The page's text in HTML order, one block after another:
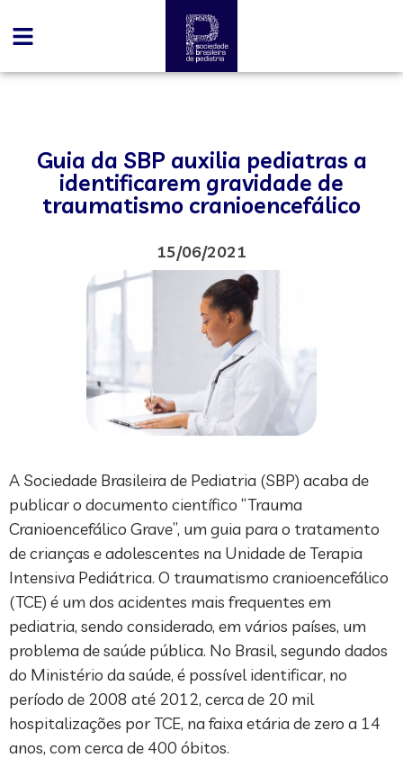
Guia da SBP auxilia pediatras a
identificarem gravidade de
traumatismo cranioencefálico
15/06/2021
A Sociedade Brasileira de Pediatria (SBP) acaba de
publicar o documento científico “Trauma
Cranioencefálico Grave”, um guia para o tratamento
de crianças e adolescentes na Unidade de Terapia
Intensiva Pediátrica. O traumatismo cranioencefálico
(TCE) é um dos acidentes mais frequentes em
pediatria, sendo considerado, em vários países, um
problema de saúde pública. No Brasil, segundo dados
do Ministério da saúde, é possível identificar, no
período de 2008 até 2012, cerca de 20 mil
hospitalizações por TCE, na faixa etária de zero a 14
anos, com cerca de 400 óbitos.